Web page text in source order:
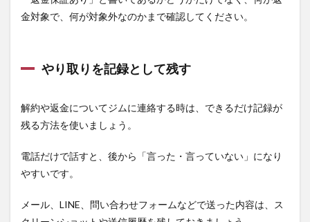
ジムは
クーリ
か？
パーソ
ムの返
とクー
リング
オフは
すか？
金対象で、何が対象外なのかまで確認してください。
やり取りを記録として残す
解約や返金についてジムに連絡する時は、できるだけ記録が
残る方法を使いましょう。
電話だけで話すと、後から「言った・言っていない」になり
やすいです。
メール、LINE、問い合わせフォームなどで送った内容は、ス